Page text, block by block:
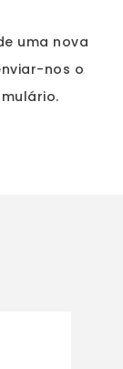
uma nova
nos o